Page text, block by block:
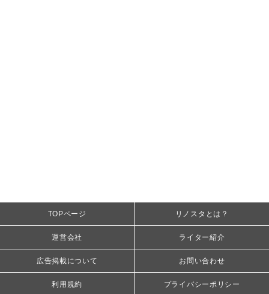
TOPページ リノスタとは？
運営会社 ライター紹介
広告掲載について お問い合わせ
利用規約 プライバシーポリシー